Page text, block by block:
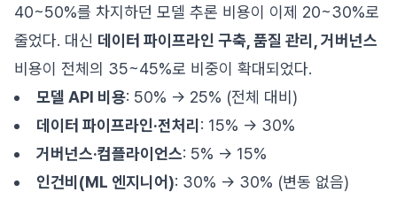
40~50%를 차지하던 모델 추론 비용이 이제 20~30%로
줄었다. 대신 데이터 파이프라인 구축, 품질 관리, 거버넌스
비용이 전체의 35~45%로 비중이 확대되었다.
모델 API 비용: 50% → 25% (전체 대비)
데이터 파이프라인·전처리 : 15% → 30%
거버넌스·컴플라이언스: 5% → 15%
인건비(ML 엔지니어): 30% → 30% (변동 없음)